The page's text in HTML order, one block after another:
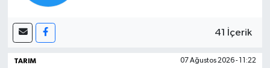
41 İçerik
TARIM 07 Ağustos 2026 - 11:22
Son Dakika Haberleri